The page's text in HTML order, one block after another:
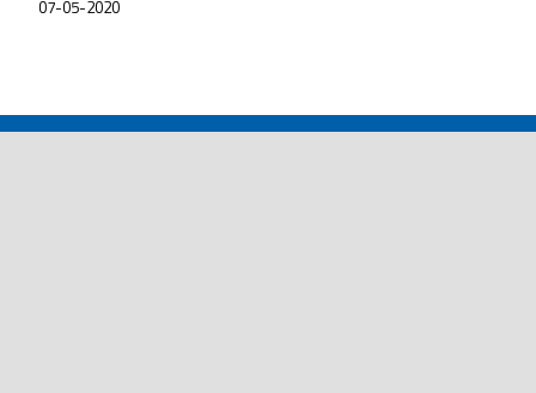
07-05-2020
NAVIGATION